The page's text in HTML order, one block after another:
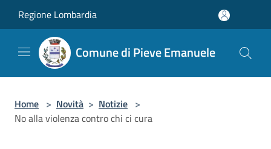
Regione Lombardia
Comune di Pieve Emanuele
Home > Novità > Notizie >
No alla violenza contro chi ci cura